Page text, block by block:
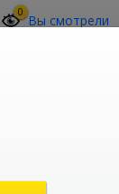
0 Вы смотрели